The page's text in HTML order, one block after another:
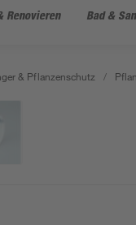
Renovieren Bad &
& Pflanzenschutz /